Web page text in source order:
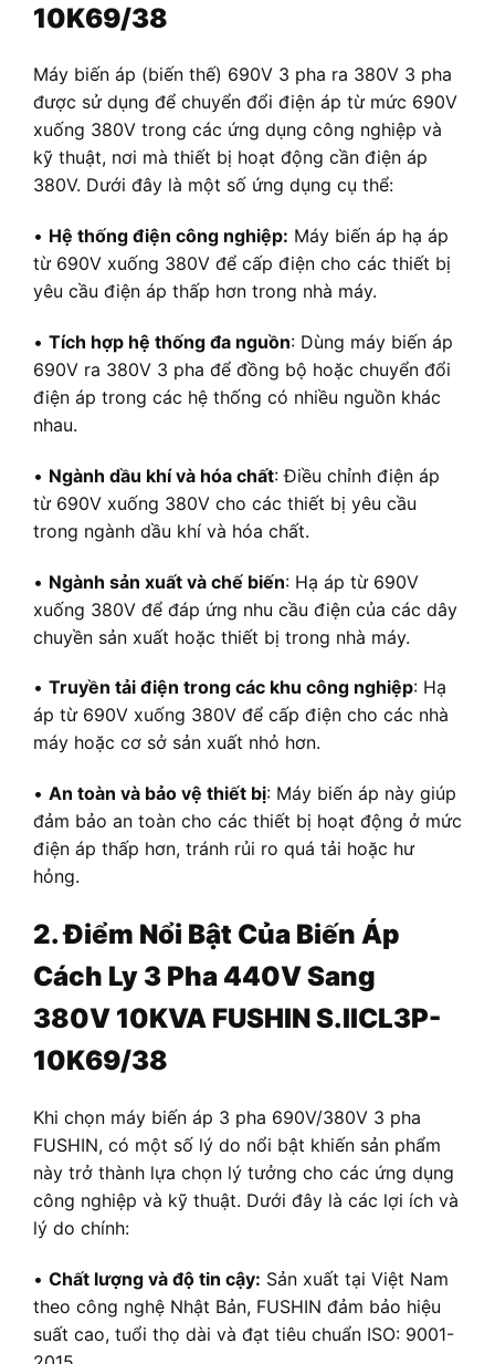
10K69/38
Máy biến áp (biến thế) 690V 3 pha ra 380V 3 pha
được sử dụng để chuyển đổi điện áp từ mức 690V
xuống 380V trong các ứng dụng công nghiệp và
kỹ thuật, nơi mà thiết bị hoạt động cần điện áp
380V. Dưới đây là một số ứng dụng cụ thể:
• Hệ thống điện công nghiệp: Máy biến áp hạ áp
từ 690V xuống 380V để cấp điện cho các thiết bị
yêu cầu điện áp thấp hơn trong nhà máy.
• Tích hợp hệ thống đa nguồn: Dùng máy biến áp
690V ra 380V 3 pha để đồng bộ hoặc chuyển đổi
điện áp trong các hệ thống có nhiều nguồn khác
nhau.
• Ngành dầu khí và hóa chất: Điều chỉnh điện áp
từ 690V xuống 380V cho các thiết bị yêu cầu
trong ngành dầu khí và hóa chất.
• Ngành sản xuất và chế biến: Hạ áp từ 690V
xuống 380V để đáp ứng nhu cầu điện của các dây
chuyền sản xuất hoặc thiết bị trong nhà máy.
• Truyền tải điện trong các khu công nghiệp: Hạ
áp từ 690V xuống 380V để cấp điện cho các nhà
máy hoặc cơ sở sản xuất nhỏ hơn.
• An toàn và bảo vệ thiết bị: Máy biến áp này giúp
đảm bảo an toàn cho các thiết bị hoạt động ở mức
điện áp thấp hơn, tránh rủi ro quá tải hoặc hư
hỏng.
2. Điểm Nổi Bật Của Biến Áp
Cách Ly 3 Pha 440V Sang
380V 10KVA FUSHIN S.IICL3P-
10K69/38
Khi chọn máy biến áp 3 pha 690V/380V 3 pha
FUSHIN, có một số lý do nổi bật khiến sản phẩm
này trở thành lựa chọn lý tưởng cho các ứng dụng
công nghiệp và kỹ thuật. Dưới đây là các lợi ích và
lý do chính:
• Chất lượng và độ tin cậy: Sản xuất tại Việt Nam
theo công nghệ Nhật Bản, FUSHIN đảm bảo hiệu
suất cao, tuổi thọ dài và đạt tiêu chuẩn ISO: 9001-